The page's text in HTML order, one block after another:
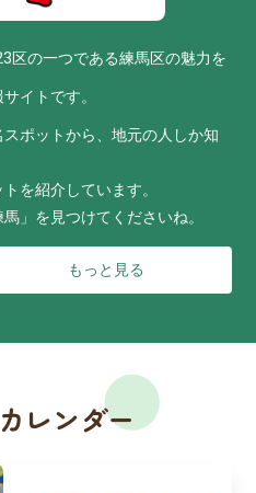
区の一つである練馬区の魅力を
イトです。
ポットから、地元の人しか知
を紹介しています。
」を見つけてくださいね。
もっと見る
レンダー